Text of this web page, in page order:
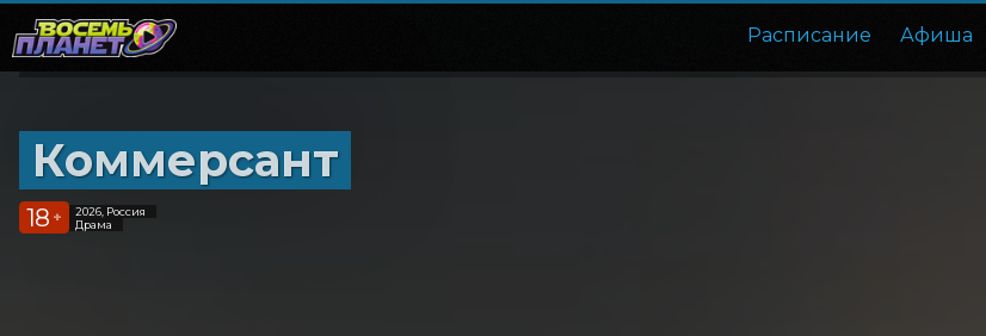
Расписание Афиша
Коммерсант
18 +
2026, Россия
Драма